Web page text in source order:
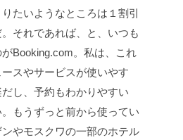
たいようなところは１割引
それであれば、と、いつも
Booking.com。私は、これ
スやサービスが使いやす
し、予約もわかりやすい
もうずっと前から使ってい
やモスクワの一部のホテル